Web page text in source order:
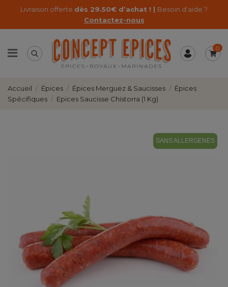
Livraison offerte dès 29.50€ d’achat ! | Besoin d'aide ?
Contactez-nous
0
Accueil Épices Épices Merguez & Saucisses
Épices
Spécifiques
Epices Saucisse Chistorra (1 Kg)
SANS ALLERGENES